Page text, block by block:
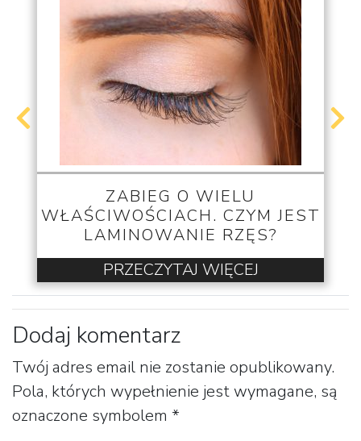
ZABIEG O WIELU
WŁAŚCIWOŚCIACH. CZYM JEST
LAMINOWANIE RZĘS?
PRZECZYTAJ WIĘCEJ
Dodaj komentarz
Twój adres email nie zostanie opublikowany.
Pola, których wypełnienie jest wymagane, są
oznaczone symbolem *